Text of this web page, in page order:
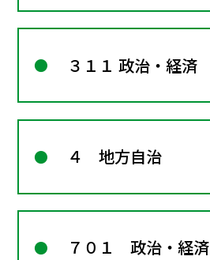
３１１ 政治・経済
４ 地方自治
７０１ 政治・経済